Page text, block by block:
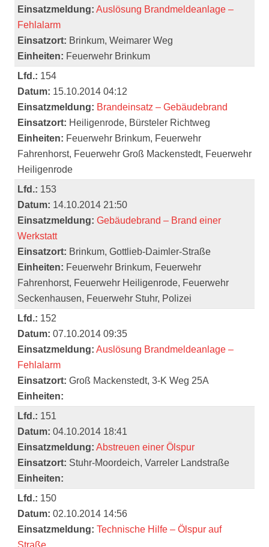
Einsatzmeldung: Auslösung Brandmeldeanlage –
Fehlalarm
Einsatzort: Brinkum, Weimarer Weg
Einheiten: Feuerwehr Brinkum
Lfd.: 154
Datum: 15.10.2014 04:12
Einsatzmeldung: Brandeinsatz – Gebäudebrand
Einsatzort: Heiligenrode, Bürsteler Richtweg
Einheiten: Feuerwehr Brinkum, Feuerwehr
Fahrenhorst, Feuerwehr Groß Mackenstedt, Feuerwehr
Heiligenrode
Lfd.: 153
Datum: 14.10.2014 21:50
Einsatzmeldung: Gebäudebrand – Brand einer
Werkstatt
Einsatzort: Brinkum, Gottlieb-Daimler-Straße
Einheiten: Feuerwehr Brinkum, Feuerwehr
Fahrenhorst, Feuerwehr Heiligenrode, Feuerwehr
Seckenhausen, Feuerwehr Stuhr, Polizei
Lfd.: 152
Datum: 07.10.2014 09:35
Einsatzmeldung: Auslösung Brandmeldeanlage –
Fehlalarm
Einsatzort: Groß Mackenstedt, 3-K Weg 25A
Einheiten:
Lfd.: 151
Datum: 04.10.2014 18:41
Einsatzmeldung: Abstreuen einer Ölspur
Einsatzort: Stuhr-Moordeich, Varreler Landstraße
Einheiten:
Lfd.: 150
Datum: 02.10.2014 14:56
Einsatzmeldung: Technische Hilfe – Ölspur auf